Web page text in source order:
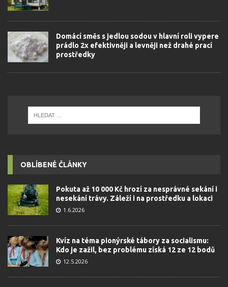
Domácí směs s jedlou sodou v hlavní roli vypere
prádlo 2x efektivněji a levněji než drahé prací
prostředky
OBLÍBENÉ ČLÁNKY
Pokuta až 10 000 Kč hrozí za nesprávné sekání i
nesekání trávy. Záleží i na prostředku a lokaci
1.6.2026
Kvíz na téma pionýrské tábory za socialismu:
Kdo je zažil, bez problému získá 12 ze 12 bodů
12.5.2026